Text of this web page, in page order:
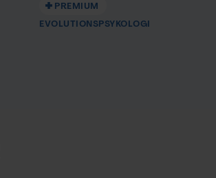
PREMIUM
EVOLUTIONSPSYKOLOGI